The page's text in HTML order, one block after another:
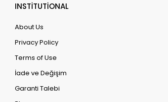
INSTİTUTİONAL
About Us
Privacy Policy
Terms of Use
İade ve Değişim
Garanti Talebi